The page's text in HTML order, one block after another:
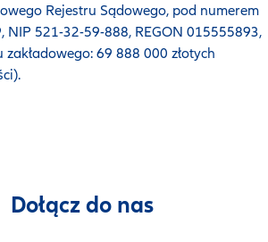
Rejestru Sądowego, pod numerem
NIP 521-32-59-888, REGON 015555893,
zakładowego: 69 888 000 złotych
Dołącz do nas